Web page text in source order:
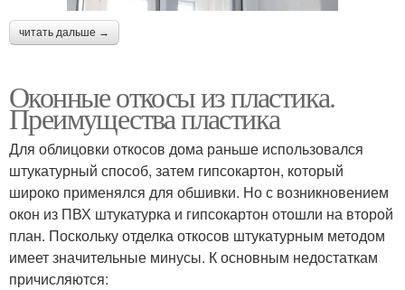
читать дальше →
Оконные откосы из пластика.
Преимущества пластика
Для облицовки откосов дома раньше использовался
штукатурный способ, затем гипсокартон, который
широко применялся для обшивки. Но с возникновением
окон из ПВХ штукатурка и гипсокартон отошли на второй
план. Поскольку отделка откосов штукатурным методом
имеет значительные минусы. К основным недостаткам
причисляются: